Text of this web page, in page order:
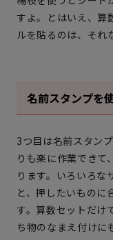
すよ。とはいえ、算
ルを貼るのは、それ
名前スタンプを
3つ目は名前スタン
りも楽に作業できて
ります。いろいろな
と、押したいものに
す。算数セットだけ
ち物のなまえ付けに